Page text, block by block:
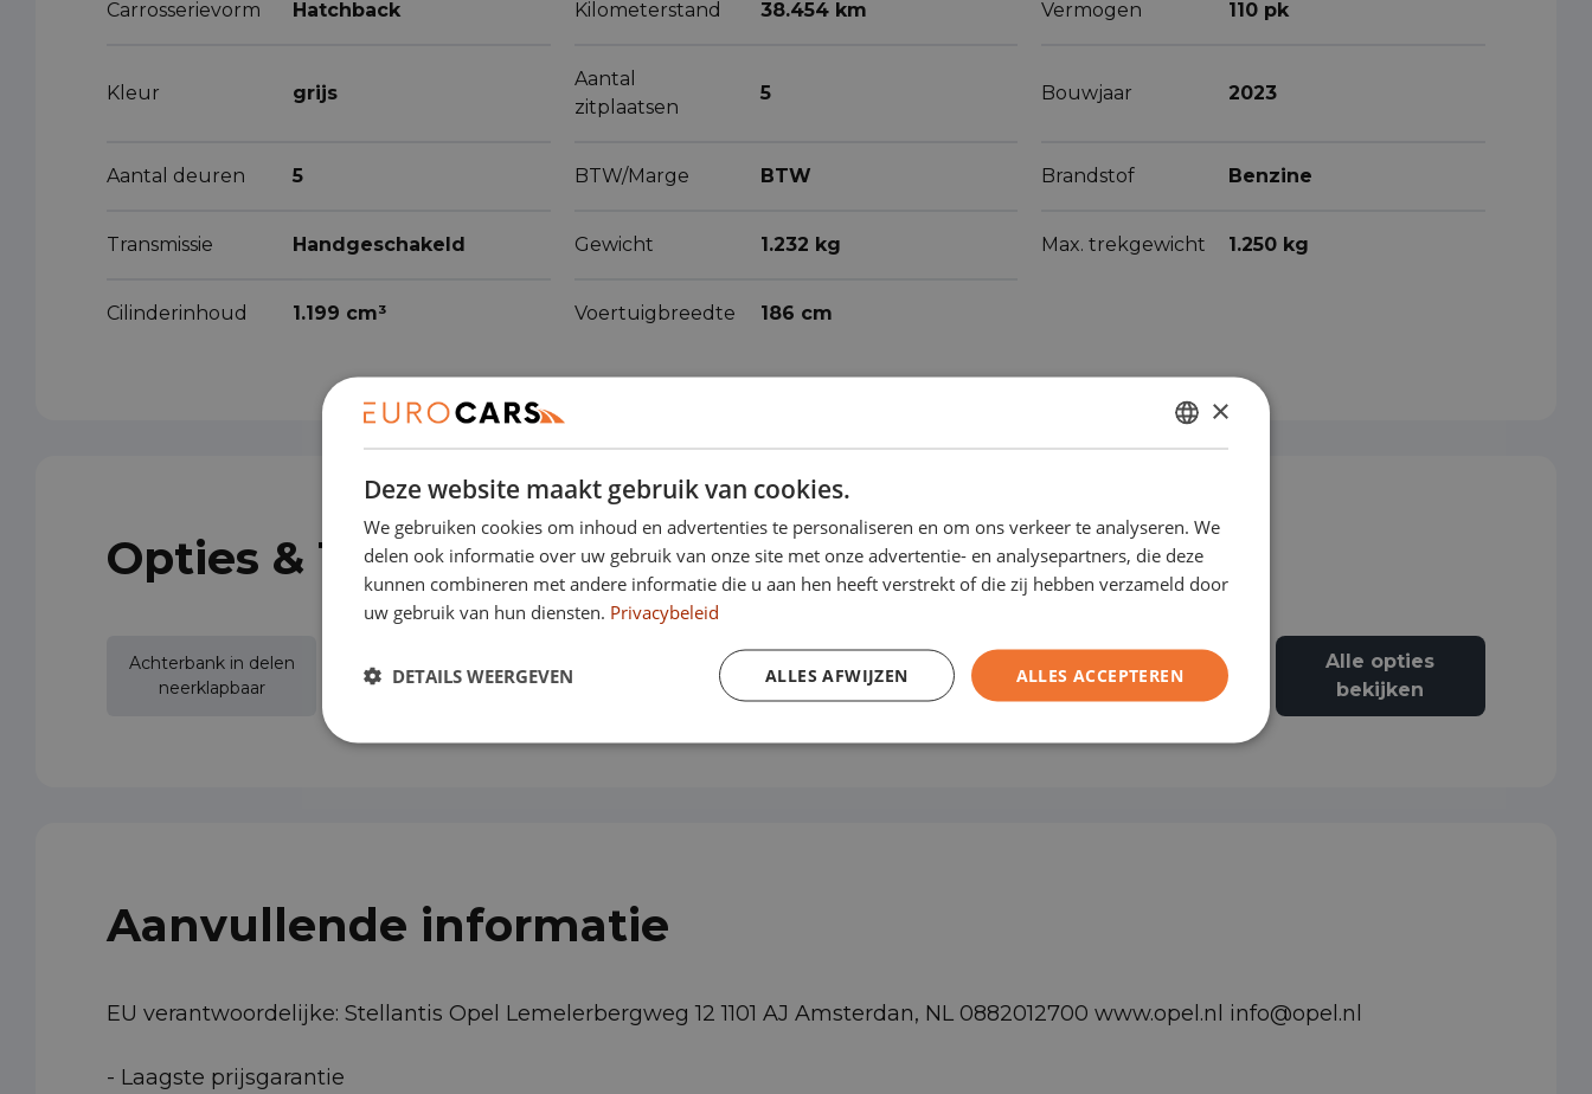
Carrosserievorm Hatchback Kilometerstand 38.454 km Vermogen 110 pk
Kleur grijs
Aantal
zitplaatsen
5 Bouwjaar 2023
Aantal deuren 5 BTW/Marge BTW Brandstof Benzine
Transmissie Handgeschakeld Gewicht 1.232 kg Max. trekgewicht 1.250 kg
Cilinderinhoud 1.199 cm³ Voertuigbreedte 186 cm
Opties & Toebehoren (53)
Achterbank in delen
neerklapbaar
Achteruitrijcamera
rijstrookassistent
Airbag bestuurder Airbag passagier
Alle opties
bekijken
Aanvullende informatie
EU verantwoordelijke: Stellantis Opel Lemelerbergweg 12 1101 AJ Amsterdan, NL 0882012700 www.opel.nl info@opel.nl
- Laagste prijsgarantie
DUTCH
GERMAN
×
Deze website maakt gebruik van cookies.
We gebruiken cookies om inhoud en advertenties te personaliseren en om ons verkeer te analyseren. We
delen ook informatie over uw gebruik van onze site met onze advertentie- en analysepartners, die deze
kunnen combineren met andere informatie die u aan hen heeft verstrekt of die zij hebben verzameld door
uw gebruik van hun diensten. Privacybeleid
ALLES ACCEPTEREN
ALLES AFWIJZEN
DETAILS WEERGEVEN